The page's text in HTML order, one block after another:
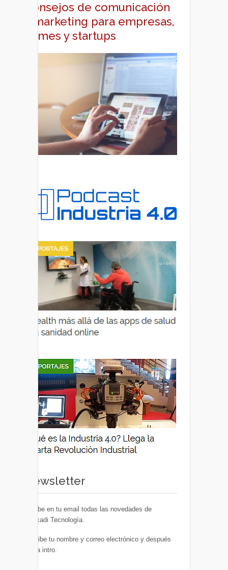
Consejos de comunicación
y marketing para empresas,
pymes y startups
Newsletter
Recibe en tu email todas las novedades de
Euskadi Tecnología.
Escribe tu nombre y correo electrónico y después
pulsa intro.